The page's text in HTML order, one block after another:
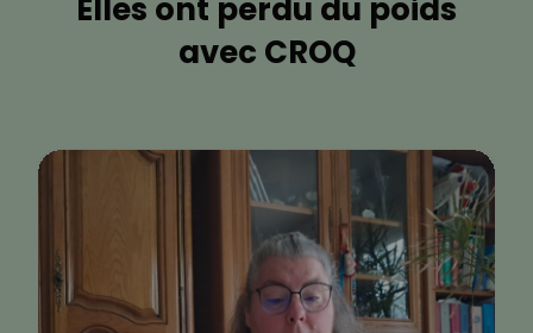
Elles ont perdu du poids
avec CROQ